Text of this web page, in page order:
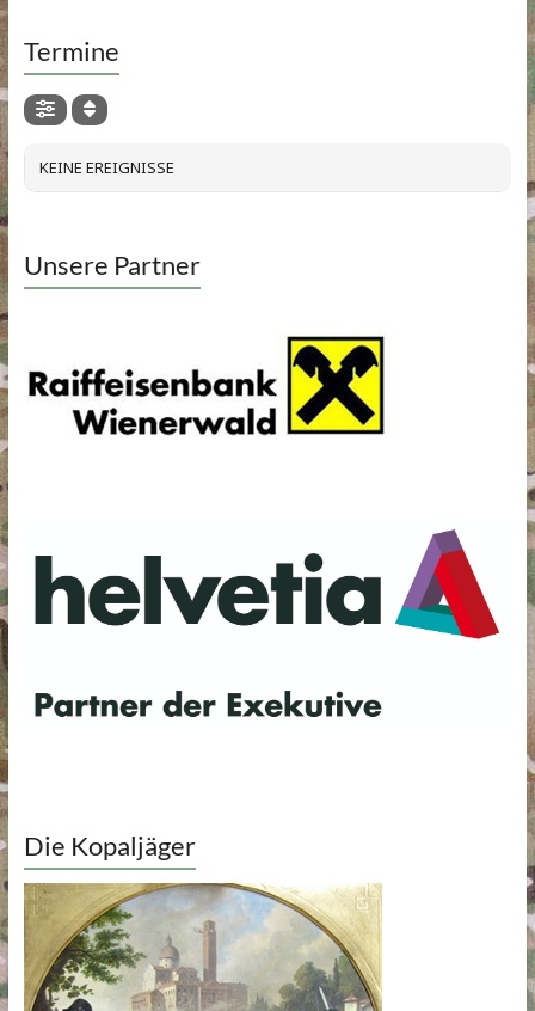
Termine
KEINE EREIGNISSE
Unsere Partner
Die Kopaljäger